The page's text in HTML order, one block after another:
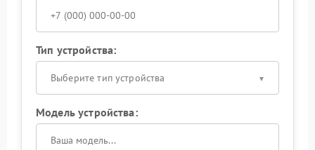
Тип устройства:
Выберите тип устройства
Модель устройства: